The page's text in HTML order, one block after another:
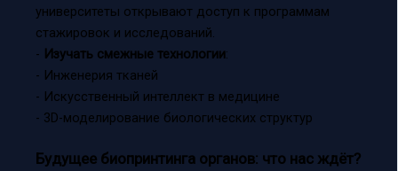
университеты открывают доступ к программам
стажировок и исследований.
- Изучать смежные технологии:
- Инженерия тканей
- Искусственный интеллект в медицине
- 3D-моделирование биологических структур
Будущее биопринтинга органов: что нас ждёт?